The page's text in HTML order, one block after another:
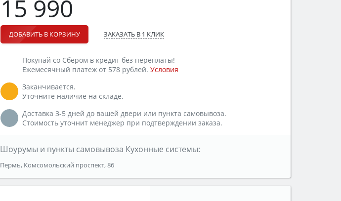
15 990
ДОБАВИТЬ В КОРЗИНУ ЗАКАЗАТЬ В 1 КЛИК
Покупай со Сбером в кредит без переплаты!
Ежемесячный платеж от 578 рублей. Условия
Заканчивается.
Уточните наличие на складе.
Доставка 3-5 дней до вашей двери или пункта самовывоза.
Стоимость уточнит менеджер при подтверждении заказа.
Шоурумы и пункты самовывоза Кухонные системы:
Пермь, Комсомольский проспект, 86